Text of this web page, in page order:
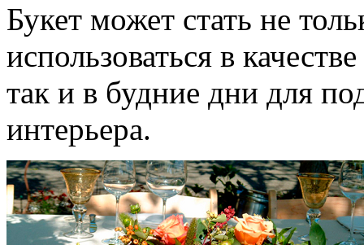
Букет может стать не
использоваться в
так и в будние дни для
интерьера.